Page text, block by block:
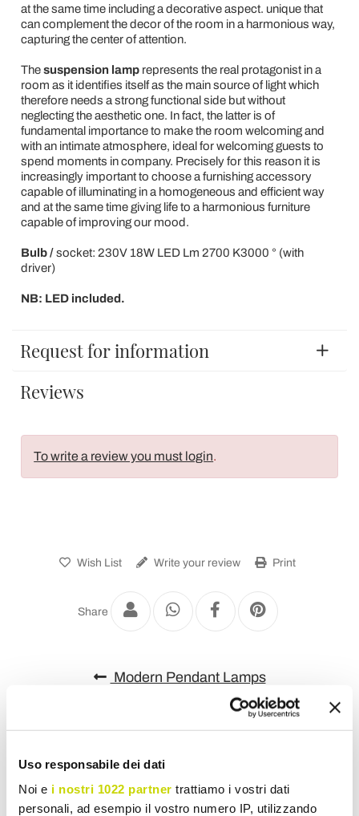
Uso responsabile dei dati
Noi e i nostri 1022 partner trattiamo i vostri dati
personali, ad esempio il vostro numero IP, utilizzando
at the same time including a decorative aspect. unique that
can complement the decor of the room in a harmonious way,
capturing the center of attention.
Thesuspension lamprepresents the real protagonist in a
room as it identifies itself as the main source of light which
therefore needs a strong functional side but without
neglecting the aesthetic one. In fact, the latter is of
fundamental importance to make the room welcoming and
with an intimate atmosphere, ideal for welcoming guests to
spend moments in company. Precisely for this reason it is
increasingly important to choose a furnishing accessory
capable of illuminating in a homogeneous and efficient way
and at the same time giving life to a harmonious furniture
capable of improving our mood.
Bulb /socket: 230V 18W LED Lm 2700 K3000 ° (with
driver)
NB: LED included.
Request for information
Reviews
To write a review you must login.
Wish List Write your review Print
Share
Modern Pendant Lamps